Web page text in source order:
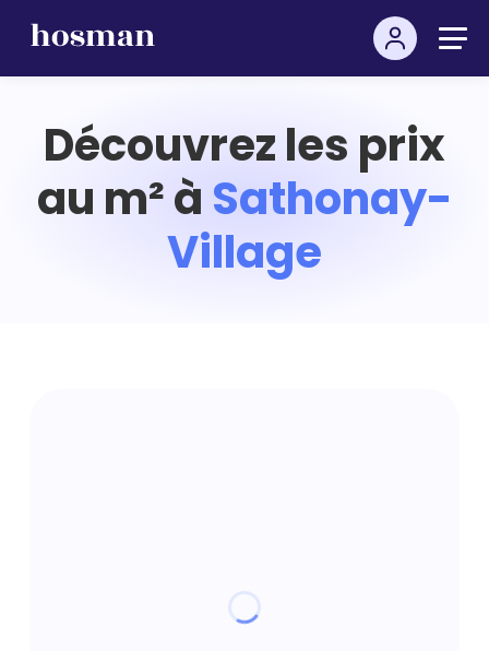
Découvrez les prix
au m² à Sathonay-
Village